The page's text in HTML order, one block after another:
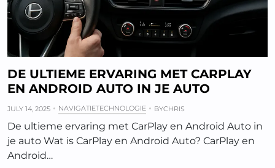
DE ULTIEME ERVARING MET CARPLAY
EN ANDROID AUTO IN JE AUTO
JULY 14, 2025 NAVIGATIETECHNOLOGIE BYCHRIS
De ultieme ervaring met CarPlay en Android Auto in
je auto Wat is CarPlay en Android Auto? CarPlay en
Android…